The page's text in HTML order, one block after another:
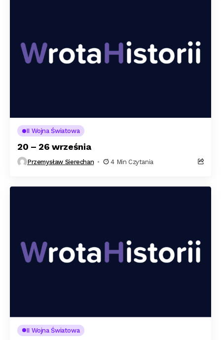
II Wojna Światowa
20 – 26 września
Przemysław Sierechan 4 Min Czytania
II Wojna Światowa